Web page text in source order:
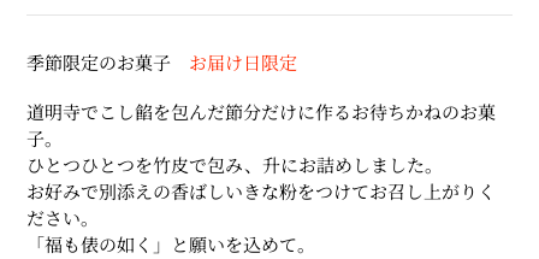
を
加
る
季節限定のお菓子 お届け日限定
道明寺でこし餡を包んだ節分だけに作るお待ちかねのお菓
子。
ひとつひとつを竹皮で包み、升にお詰めしました。
お好みで別添えの香ばしいきな粉をつけてお召し上がりく
ださい。
「福も俵の如く」と願いを込めて。